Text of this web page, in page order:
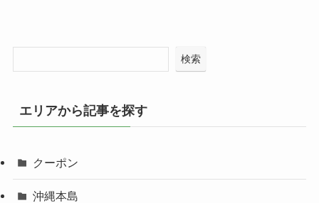
検索
エリアから記事を探す
クーポン
沖縄本島